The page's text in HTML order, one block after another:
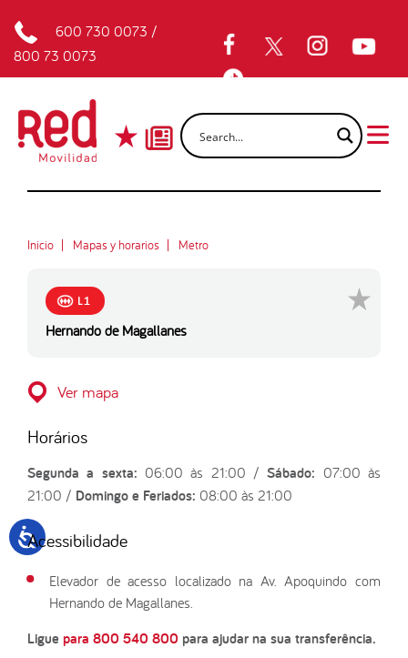
600 730 0073 /
800 73 0073
Inicio Mapas y horarios Metro
L1
Hernando de Magallanes
Ver mapa
Horários
Segunda a sexta: 06:00 às 21:00 /Sábado: 07:00 às
21:00 / Domingo e Feriados: 08:00 às 21:00
Acessibilidade
Elevador de acesso localizado na Av. Apoquindo com
Hernando de Magallanes.
Ligue para 800 540 800 para ajudar na sua transferência.